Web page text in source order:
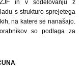
in v sodelovanju z
s strukturo sprejetega
na katere se nanašajo.
so podlaga za